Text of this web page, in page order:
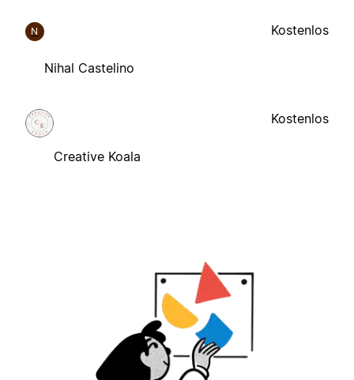
N
Nihal Castelino
Kostenlos
Creative Koala
Kostenlos